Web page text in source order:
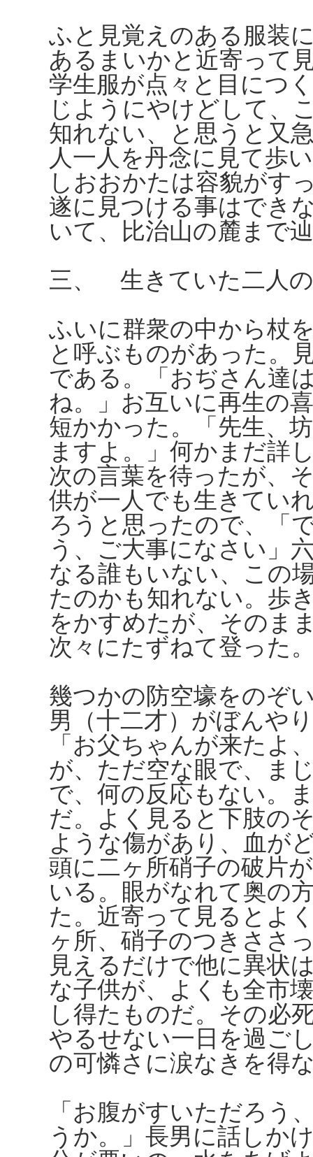
ふと見覚えのある服装
あるまいかと近寄って
学生服が点々と目につ
じようにやけどして、
知れない、と思うと又
人一人を丹念に見て歩
しおおかたは容貌がす
遂に見つける事はでき
いて、比治山の麓まで
三、 生きていた二人
ふいに群衆の中から杖
と呼ぶものがあった。
である。「おぢさん達
ね。」お互いに再生の
短かかった。「先生、
ますよ。」何かまだ詳
次の言葉を待ったが、
供が一人でも生きてい
ろうと思ったので、「
う、ご大事になさい」
なる誰もいない、この
たのかも知れない。歩
をかすめたが、そのま
次々にたずねて登った
幾つかの防空壕をのぞ
男（十二才）がぼんや
「お父ちゃんが来たよ
が、ただ空な眼で、ま
で、何の反応もない。
だ。よく見ると下肢の
ような傷があり、血が
頭に二ヶ所硝子の破片
いる。眼がなれて奥の
た。近寄って見るとよ
ヶ所、硝子のつきささ
見えるだけで他に異状
な子供が、よくも全市
し得たものだ。その必
やるせない一日を過ご
の可憐さに涙なきを得
「お腹がすいただろう
うか。」長男に話しか